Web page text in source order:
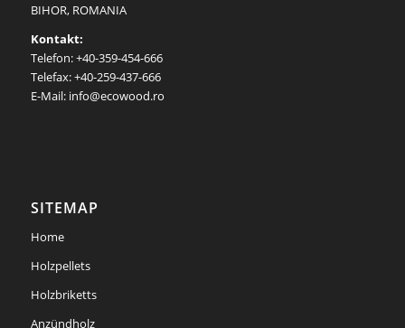
BIHOR, ROMANIA
Kontakt:
Telefon: +40-359-454-666
Telefax: +40-259-437-666
E-Mail: info@ecowood.ro
SITEMAP
Home
Holzpellets
Holzbriketts
Anzündholz